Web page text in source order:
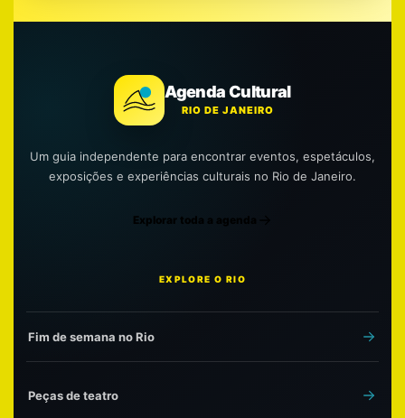
Agenda Cultural
RIO DE JANEIRO
Um guia independente para encontrar eventos, espetáculos,
exposições e experiências culturais no Rio de Janeiro.
Explorar toda a agenda
EXPLORE O RIO
Fim de semana no Rio
Peças de teatro